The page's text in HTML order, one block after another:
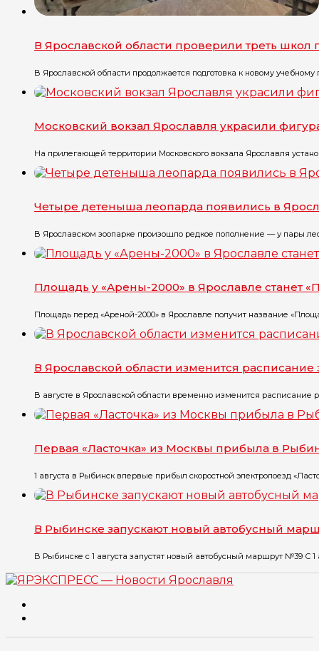
В Ярославской области проверили треть
В Ярославской области продолжается подготовка к новому
Московский вокзал Ярославля украсили
На прилегающей территории Московского вокзала Ярославля
Четыре детеныша леопарда появились в
В Ярославском зоопарке произошло редкое пополнение — у пары
Площадь у «Арены-2000» в Ярославле станет
Площадь перед «Ареной-2000» в Ярославле получит название
В Ярославской области изменится расписание
В августе в Ярославской области временно изменится расписание
Первая «Ласточка» из Москвы прибыла в
1 августа в Рыбинск впервые прибыл скоростной электропоезд
В Рыбинске запускают новый автобусный
В Рыбинске с 1 августа запустят новый автобусный маршрут №39 С 1